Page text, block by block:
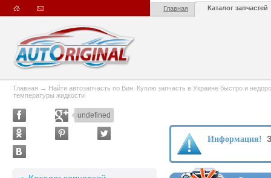
Главная Каталог запчастей
Главная → Найти автозапчасть по Вин. Куплю запчасть в Украине быстро и
температуры жидкости
undefined
Информация!